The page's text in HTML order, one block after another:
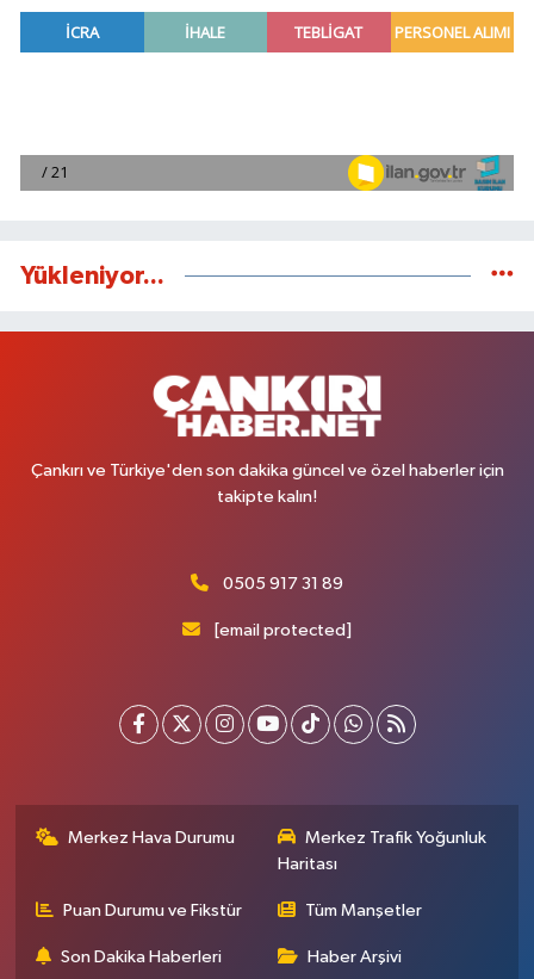
Yükleniyor...
Çankırı ve Türkiye'den son dakika güncel ve özel haberler için
takipte kalın!
0505 917 31 89
[email protected]
Merkez Hava Durumu
Merkez Trafik Yoğunluk
Haritası
Puan Durumu ve Fikstür Tüm Manşetler
Son Dakika Haberleri Haber Arşivi